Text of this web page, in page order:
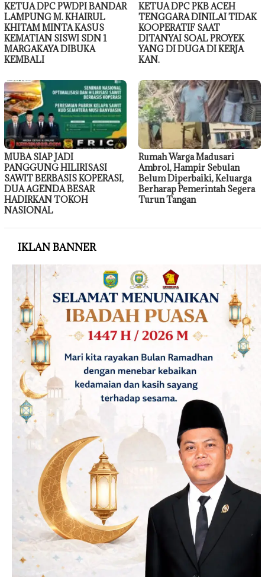
KETUA DPC PWDPI BANDAR
LAMPUNG M. KHAIRUL
KHITAM MINTA KASUS
KEMATIAN SISWI SDN 1
MARGAKAYA DIBUKA
KEMBALI
KETUA DPC PKB ACEH
TENGGARA DINILAI TIDAK
KOOPERATIF SAAT
DITANYAI SOAL PROYEK
YANG DI DUGA DI KERJA
KAN.
MUBA SIAP JADI
PANGGUNG HILIRISASI
SAWIT BERBASIS KOPERASI,
DUA AGENDA BESAR
HADIRKAN TOKOH
NASIONAL
Rumah Warga Madusari
Ambrol, Hampir Sebulan
Belum Diperbaiki, Keluarga
Berharap Pemerintah Segera
Turun Tangan
IKLAN BANNER